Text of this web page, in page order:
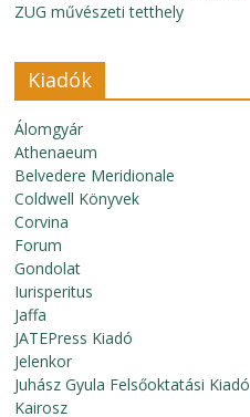
ZUG művészeti tetthely
Kiadók
Álomgyár
Athenaeum
Belvedere Meridionale
Coldwell Könyvek
Corvina
Forum
Gondolat
Iurisperitus
Jaffa
JATEPress Kiadó
Jelenkor
Juhász Gyula Felsőoktatási Kiadó
Kairosz